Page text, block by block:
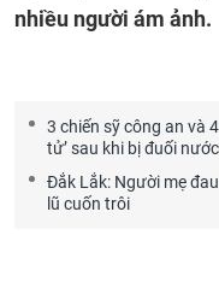
nhiều người ám ảnh.
3 chiến sỹ công an và
tử’ sau khi bị đuối nước
Đắk Lắk: Người mẹ
lũ cuốn trôi